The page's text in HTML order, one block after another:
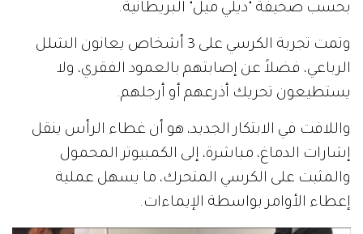
بحسب صحيفة "ديلي ميل" البريطانية.
وتمت تجربة الكرسي على 3 أشخاص يعانون الشلل
الرباعي، فضلاً عن إصابتهم بالعمود الفقري، ولا
يستطيعون تحريك أذرعهم أو أرجلهم.
واللافت في الابتكار الجديد، هو أن غطاء الرأس ينقل
إشارات الدماغ، مباشرة، إلى الكمبيوتر المحمول
والمثبت على الكرسي المتحرك، ما يسهل عملية
إعطاء الأوامر بواسطة الإيماءات.